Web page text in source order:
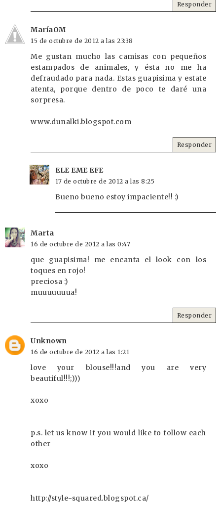
Responder
MaríaOM
15 de octubre de 2012 a las 23:38
Me gustan mucho las camisas con pequeños
estampados de animales, y ésta no me ha
defraudado para nada. Estas guapisima y estate
atenta, porque dentro de poco te daré una
sorpresa.
www.dunalki.blogspot.com
Responder
ELE EME EFE
17 de octubre de 2012 a las 8:25
Bueno bueno estoy impaciente!! :)
Marta
16 de octubre de 2012 a las 0:47
que guapisima! me encanta el look con los
toques en rojo!
preciosa :)
muuuuuuua!
Responder
Unknown
16 de octubre de 2012 a las 1:21
love your blouse!!!and you are very
beautiful!!!;)))
xoxo
p.s. let us know if you would like to follow each
other
xoxo
http://style-squared.blogspot.ca/